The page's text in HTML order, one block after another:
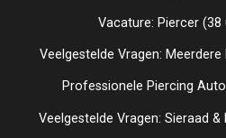
Vacature: Piercer (38
Veelgestelde Vragen:
Professionele Piercing
Veelgestelde Vragen: Sieraad